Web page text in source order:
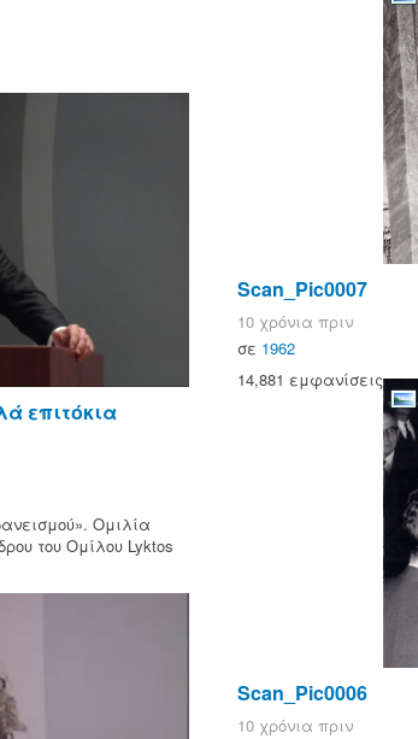
επιτόκια
Ομιλία
του Ομίλου Lyktos
Scan_Pic0007
10 χρόνια πριν
σε 1962
14,881 εμφανίσεις
Scan_Pic0006
10 χρόνια πριν